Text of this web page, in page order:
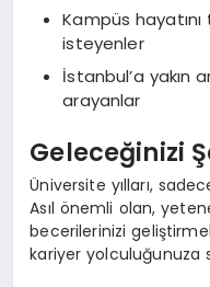
Kampüs
isteyenler
İstanbul’a yakın
arayanlar
Geleceğinizi
Üniversite yılları,
Asıl önemli olan,
becerilerinizi
kariyer yolculuğunuza